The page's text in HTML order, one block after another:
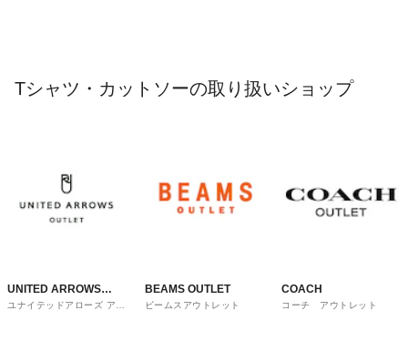
Tシャツ・カットソーの取り扱いショップ
UNITED ARROWS
OUTLET
ユナイテッドアローズ アウ
BEAMS OUTLET
ビームスアウトレット
COACH
コーチ アウトレット